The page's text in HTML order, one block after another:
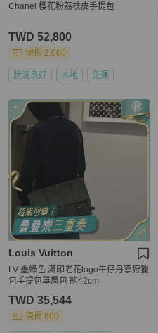
Chanel 櫻花粉荔枝皮手提包
TWD 52,800
現折 2,000
狀況良好 本地 免運
Louis Vuitton
LV 墨綠色 滿印老花logo牛仔丹寧狩獵
包手提包單肩包 約42cm
TWD 35,544
現折 800